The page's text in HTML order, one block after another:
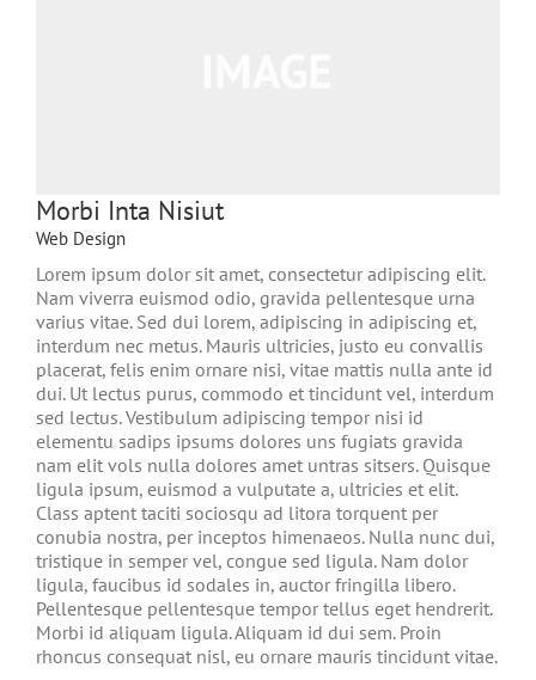
Morbi Inta Nisiut
Web Design
Lorem ipsum dolor sit amet, consectetur adipiscing elit.
Nam viverra euismod odio, gravida pellentesque urna
varius vitae. Sed dui lorem, adipiscing in adipiscing et,
interdum nec metus. Mauris ultricies, justo eu convallis
placerat, felis enim ornare nisi, vitae mattis nulla ante id
dui. Ut lectus purus, commodo et tincidunt vel, interdum
sed lectus. Vestibulum adipiscing tempor nisi id
elementu sadips ipsums dolores uns fugiats gravida
nam elit vols nulla dolores amet untras sitsers. Quisque
ligula ipsum, euismod a vulputate a, ultricies et elit.
Class aptent taciti sociosqu ad litora torquent per
conubia nostra, per inceptos himenaeos. Nulla nunc dui,
tristique in semper vel, congue sed ligula. Nam dolor
ligula, faucibus id sodales in, auctor fringilla libero.
Pellentesque pellentesque tempor tellus eget hendrerit.
Morbi id aliquam ligula. Aliquam id dui sem. Proin
rhoncus consequat nisl, eu ornare mauris tincidunt vitae.